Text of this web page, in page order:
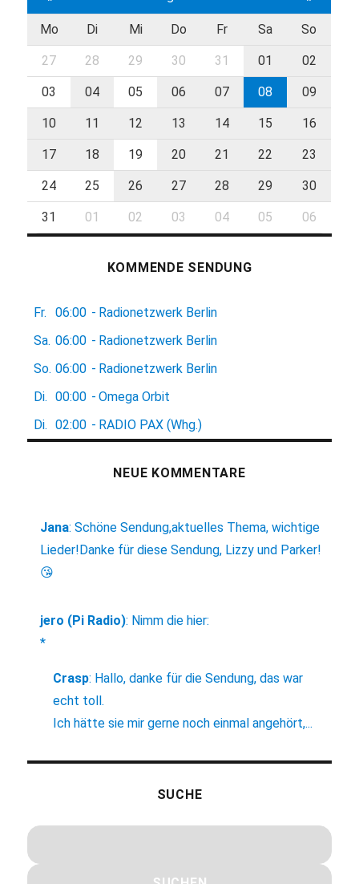
Mo Di Mi Do Fr Sa So
27 28 29 30 31 01 02
03 04 05 06 07 08 09
10 11 12 13 14 15 16
17 18 19 20 21 22 23
24 25 26 27 28 29 30
31 01 02 03 04 05 06
KOMMENDE SENDUNG
Fr. 06:00 - Radionetzwerk Berlin
Sa. 06:00 - Radionetzwerk Berlin
So. 06:00 - Radionetzwerk Berlin
Di.
00:00 - Omega Orbit
Di.
02:00 - RADIO PAX (Whg.)
NEUE KOMMENTARE
Jana:Schöne Sendung,aktuelles Thema, wichtige
Lieder!Danke für diese Sendung, Lizzy und Parker!
😘
jero (Pi Radio): Nimm die hier:
*
Crasp: Hallo, danke für die Sendung, das war
echt toll.
Ich hätte sie mir gerne noch einmal angehört,...
SUCHE